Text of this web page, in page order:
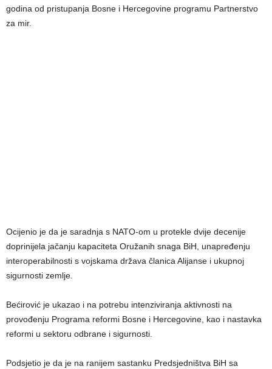
godina od pristupanja Bosne i Hercegovine programu Partnerstvo
za mir.
Ocijenio je da je saradnja s NATO-om u protekle dvije decenije
doprinijela jačanju kapaciteta Oružanih snaga BiH, unapređenju
interoperabilnosti s vojskama država članica Alijanse i ukupnoj
sigurnosti zemlje.
Bećirović je ukazao i na potrebu intenziviranja aktivnosti na
provođenju Programa reformi Bosne i Hercegovine, kao i nastavka
reformi u sektoru odbrane i sigurnosti.
Podsjetio je da je na ranijem sastanku Predsjedništva BiH sa